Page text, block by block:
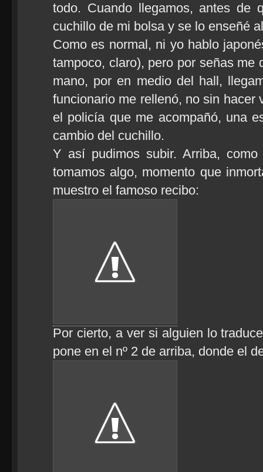
todo. Cuando llegamos, antes de
cuchillo de mi bolsa y se lo enseñé
Como es normal, ni yo hablo
tampoco, claro), pero por señas me
mano, por en medio del hall,
funcionario me rellenó, no sin hacer
el policía que me acompañó, una
cambio del cuchillo.
Y así pudimos subir. Arriba,
tomamos algo, momento que
muestro el famoso recibo:
Por cierto, a ver si alguien lo
pone en el nº 2 de arriba, donde el